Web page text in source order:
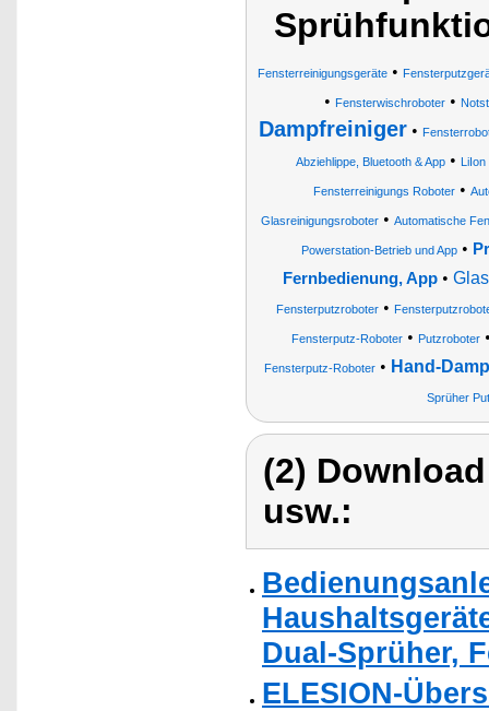
Fensterreinigungsgeräte •
• Fensterwischroboter •
Dampfreiniger •
Abziehlippe, Bluetooth & App• LiIon
Fensterreinigungs Roboter•
Glasreinigungsroboter• Automatische
Powerstation-Betrieb und App•
Fernbedienung, App•
Fensterputzroboter •
Fensterputz-Roboter • Putzroboter
Fensterputz-Roboter• Hand-
Sprüher
(2)
usw.:
Dual-Sprüher,
ELESION-